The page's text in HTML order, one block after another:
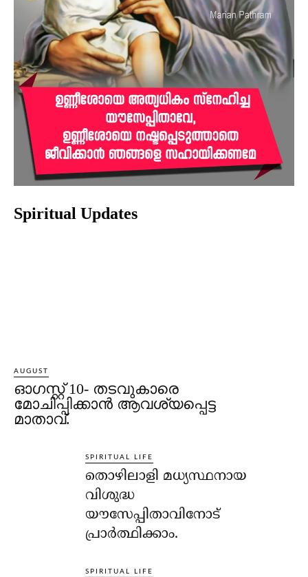
Spiritual Updates
AUGUST
ഓഗസ്റ്റ് 10- തടവുകാരെ
മോചിപ്പിക്കാന്‍ ആവശ്യപ്പെട്ട
മാതാവ്.
SPIRITUAL LIFE
തൊഴിലാളി മധ്യസ്ഥനായ
വിശുദ്ധ
യൗസേപ്പിതാവിനോട്
പ്രാര്‍ത്ഥിക്കാം.
SPIRITUAL LIFE